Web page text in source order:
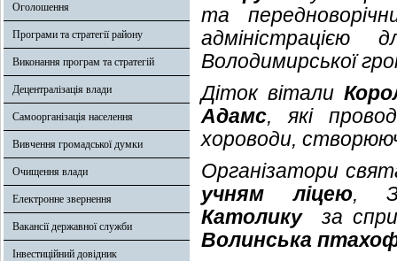
Оголошення
Програми та стратегії району
Виконання програм та стратегій
Децентралізація влади
Самоорганізація населення
Вивчення громадської думки
Очищення влади
Електронне звернення
Вакансії державної служби
Інвестиційний довідник
та
адміністрацією
Володимирської
Діток вітали
Адамс, які
хороводи,
Організатори
учням ліцею,
Католикуза
Волинська